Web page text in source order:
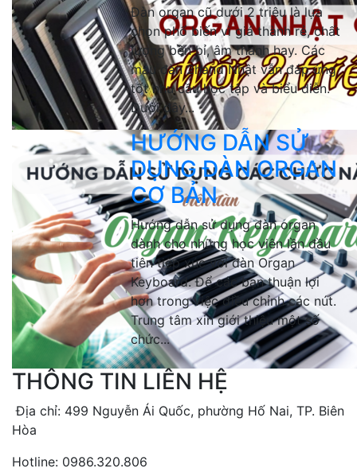
Đàn organ cũ dưới 2 triệu là lựa
chọn phổ biến vì giá thành rẻ, chất
lượng bền bỉ, âm thanh hay. Các
mẫu đàn 2hand Nhật vẫn đáp ứng
tốt nhu cầu học tập và biểu diễn.
Dưới đây...
HƯỚNG DẪN SỬ
DỤNG ĐÀN ORGAN
CƠ BẢN
Hướng dẫn sử dụng đàn organ
dành cho những học viên lần đầu
tiên tiếp xúc với đàn Organ
Keyboard. Để các bạn thuận lợi
hơn trong việc điều chỉnh các nút.
Trung tâm xin giới thiệu một số
chức...
THÔNG TIN LIÊN HỆ
Địa chỉ: 499 Nguyễn Ái Quốc, phường Hố Nai, TP. Biên
Hòa
Hotline: 0986.320.806